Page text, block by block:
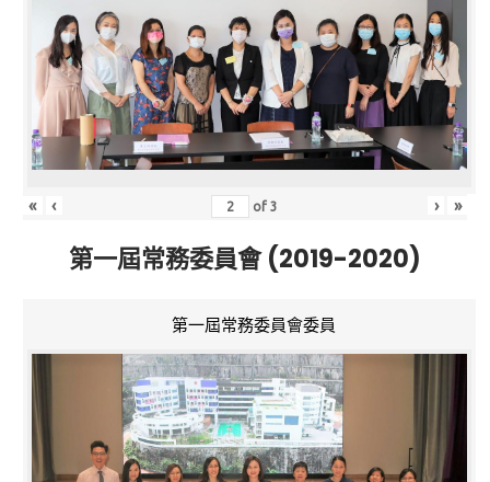
« ‹ of3 › »
第一屆常務委員會 (2019-2020)
第一屆常務委員會委員